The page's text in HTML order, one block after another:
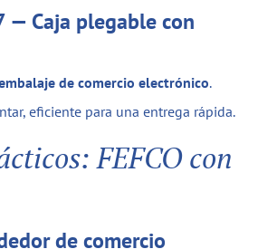
— Caja plegable con
de comercio electrónico.
eficiente para una entrega rápida.
FEFCO con
de comercio